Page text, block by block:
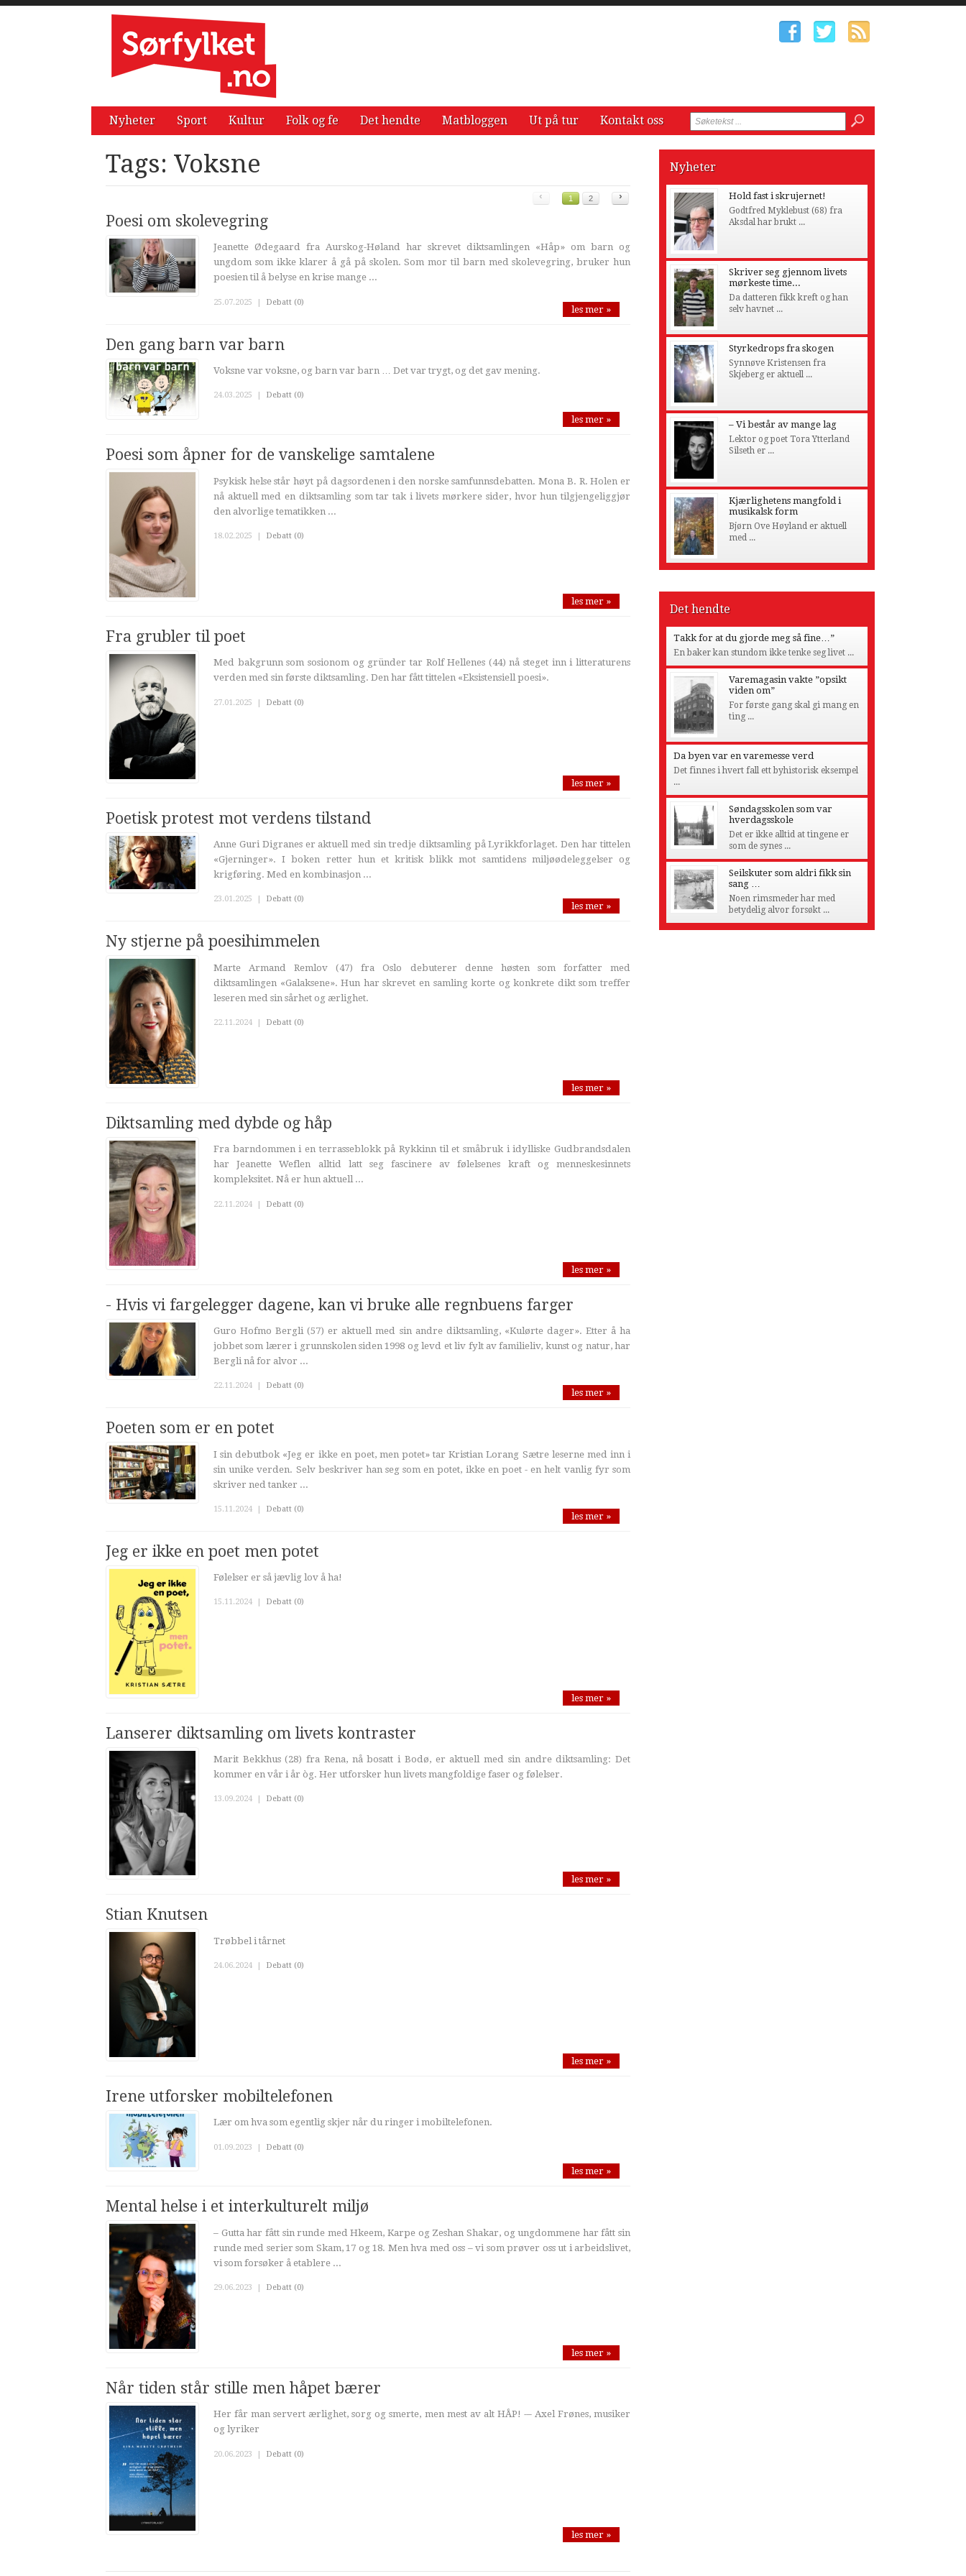
Nyheter Sport Kultur Folk og fe Det hendte Matbloggen Ut på tur Kontakt oss
Tags: Voksne
‹ 1 2 ›
Poesi om skolevegring
Jeanette Ødegaard fra Aurskog-Høland har skrevet diktsamlingen «Håp» om barn og
ungdom som ikke klarer å gå på skolen. Som mor til barn med skolevegring, bruker hun
poesien til å belyse en krise mange ...
25.07.2025 | Debatt (0)
les mer »
Den gang barn var barn
Voksne var voksne, og barn var barn … Det var trygt, og det gav mening.
24.03.2025 Debatt (0)
les mer »
Poesi som åpner for de vanskelige samtalene
Psykisk helse står høyt på dagsordenen i den norske samfunnsdebatten. Mona B. R. Holen er
nå aktuell med en diktsamling som tar tak i livets mørkere sider, hvor hun tilgjengeliggjør
den alvorlige tematikken ...
18.02.2025 | Debatt (0)
les mer »
Fra grubler til poet
Med bakgrunn som sosionom og gründer tar Rolf Hellenes (44) nå steget inn i litteraturens
verden med sin første diktsamling. Den har fått tittelen «Eksistensiell poesi».
27.01.2025 | Debatt (0)
les mer »
Poetisk protest mot verdens tilstand
Anne Guri Digranes er aktuell med sin tredje diktsamling på Lyrikkforlaget. Den har tittelen
«Gjerninger». I boken retter hun et kritisk blikk mot samtidens miljøødeleggelser og
krigføring. Med en kombinasjon ...
23.01.2025 Debatt (0)
les mer »
Ny stjerne på poesihimmelen
Marte Armand Remlov (47) fra Oslo debuterer denne høsten som forfatter med
diktsamlingen «Galaksene». Hun har skrevet en samling korte og konkrete dikt som treffer
leseren med sin sårhet og ærlighet.
22.11.2024 | Debatt (0)
les mer »
Diktsamling med dybde og håp
Fra barndommen i en terrasseblokk på Rykkinn til et småbruk i idylliske Gudbrandsdalen
har Jeanette Weflen alltid latt seg fascinere av følelsenes kraft og menneskesinnets
kompleksitet. Nå er hun aktuell ...
22.11.2024 | Debatt (0)
les mer »
- Hvis vi fargelegger dagene, kan vi bruke alle regnbuens farger
Guro Hofmo Bergli (57) er aktuell med sin andre diktsamling, «Kulørte dager». Etter å ha
jobbet som lærer i grunnskolen siden 1998 og levd et liv fylt av familieliv, kunst og natur, har
Bergli nå for alvor ...
22.11.2024 Debatt (0)
les mer »
Poeten som er en potet
I sin debutbok «Jeg er ikke en poet, men potet» tar Kristian Lorang Sætre leserne med inn i
sin unike verden. Selv beskriver han seg som en potet, ikke en poet - en helt vanlig fyr som
skriver ned tanker ...
15.11.2024 | Debatt (0)
les mer »
Jeg er ikke en poet men potet
Følelser er så jævlig lov å ha!
15.11.2024 Debatt (0)
les mer »
Lanserer diktsamling om livets kontraster
Marit Bekkhus (28) fra Rena, nå bosatt i Bodø, er aktuell med sin andre diktsamling: Det
kommer en vår i år òg. Her utforsker hun livets mangfoldige faser og følelser.
13.09.2024 Debatt (0)
les mer »
Stian Knutsen
Trøbbel i tårnet
24.06.2024 | Debatt (0)
les mer »
Irene utforsker mobiltelefonen
Lær om hva som egentlig skjer når du ringer i mobiltelefonen.
01.09.2023 | Debatt (0)
les mer »
Mental helse i et interkulturelt miljø
– Gutta har fått sin runde med Hkeem, Karpe og Zeshan Shakar, og ungdommene har fått sin
runde med serier som Skam, 17 og 18. Men hva med oss – vi som prøver oss ut i arbeidslivet,
vi som forsøker å etablere ...
29.06.2023 | Debatt (0)
les mer »
Når tiden står stille men håpet bærer
Her får man servert ærlighet, sorg og smerte, men mest av alt HÅP! -– Axel Frønes, musiker
og lyriker
20.06.2023 | Debatt (0)
les mer »
Nyheter
Hold fast i skrujernet!
Godtfred Myklebust (68) fra
Aksdal har brukt ...
Skriver seg gjennom livets
mørkeste time...
Da datteren fikk kreft og han
selv havnet ...
Styrkedrops fra skogen
Synnøve Kristensen fra
Skjeberg er aktuell ...
– Vi består av mange lag
Lektor og poet Tora Ytterland
Silseth er ...
Kjærlighetens mangfold i
musikalsk form
Bjørn Ove Høyland er aktuell
med ...
Det hendte
Takk for at du gjorde meg så fine…”
En baker kan stundom ikke tenke seg livet ...
Varemagasin vakte ”opsikt
viden om”
For første gang skal gi mang en
ting ...
Da byen var en varemesse verd
Det finnes i hvert fall ett byhistorisk eksempel
...
Søndagsskolen som var
hverdagsskole
Det er ikke alltid at tingene er
som de synes ...
Seilskuter som aldri fikk sin
sang …
Noen rimsmeder har med
betydelig alvor forsøkt ...